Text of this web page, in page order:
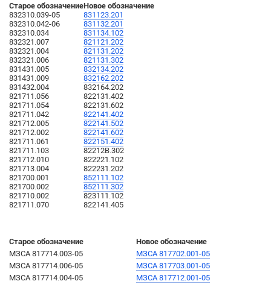
Старое обозначениеНовое обозначение
832310.039-05
831123.201
832310.042-06
831132.201
832310.034
831134.102
832321.007
821121.202
832321.004
821131.202
832321.006
821131.302
831431.005
832134.202
831431.009
832162.202
831432.004
832164.202
821711.056
822131.402
821711.054
822131.602
821711.042
822141.402
821712.005
822141.502
821712.002
822141.602
821711.061
822151.402
821711.103
82212B.302
821712.010
822221.102
821713.004
822231.202
821700.001
852111.102
821700.002
852111.302
821710.002
823111.102
821711.070
822141.405
Старое обозначение
Новое обозначение
МЗСА 817714.003-05
МЗСА 817702.001-05
МЗСА 817714.006-05
МЗСА 817703.001-05
МЗСА 817714.004-05
МЗСА 817712.001-05